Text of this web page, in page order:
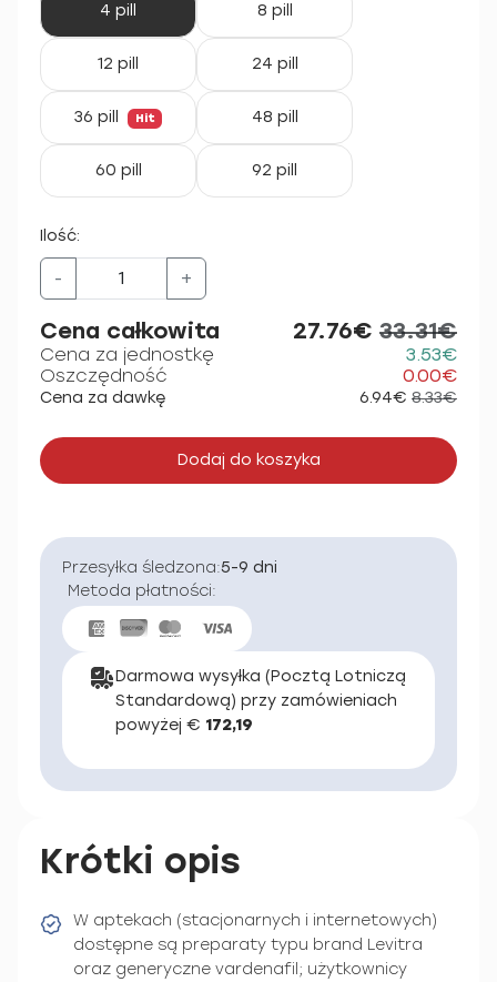
4 pill 8 pill
12 pill 24 pill
36 pill Hit 48 pill
60 pill 92 pill
Ilość:
- +
Cena całkowita 27.76€ 33.31€
Cena za jednostkę
3.53€
Oszczędność
0.00€
Cena za dawkę 6.94€ 8.33€
Dodaj do koszyka
Przesyłka śledzona:5-9 dni
Metoda płatności:
Darmowa wysyłka (Pocztą Lotniczą
Standardową) przy zamówieniach
powyżej € 172,19
Krótki opis
W aptekach (stacjonarnych i internetowych)
dostępne są preparaty typu brand Levitra
oraz generyczne vardenafil; użytkownicy